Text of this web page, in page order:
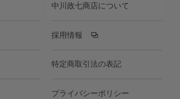
中川政七商店について
採用情報
特定商取引法の表記
プライバシーポリシー